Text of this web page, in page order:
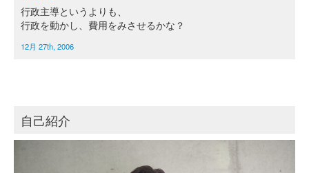
行政主導というよりも、
行政を動かし、費用をみさせるかな？
12月 27th, 2006
自己紹介